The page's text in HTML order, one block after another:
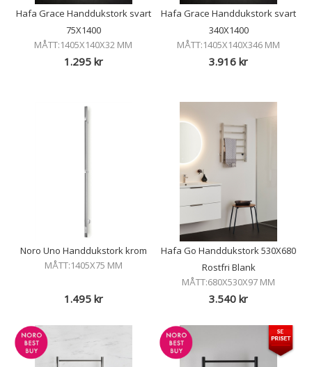
Hafa Grace Handdukstork svart
75X1400
MÅTT:1405X140X32 MM
1.295kr
Hafa Grace Handdukstork svart
340X1400
MÅTT:1405X140X346 MM
3.916 kr
Noro Uno Handdukstork krom
MÅTT:1405X75 MM
1.495kr
Hafa Go Handdukstork 530X680
Rostfri Blank
MÅTT:680X530X97 MM
3.540 kr